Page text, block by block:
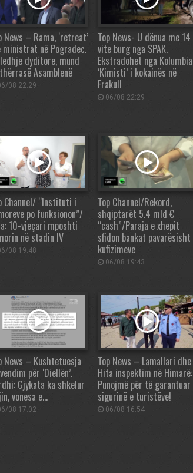
News – Rama, ‘retreat’
ministrat në Pogradec.
dyditore, mund
Asamblenë
08 22:29
Top News- U dënua me 14
vite burg nga SPAK.
Ekstradohet nga Kolumbia
‘Kimisti’ i kokainës në
Frakull
06/08 22:29
Channel/ “Instituti i
po funksionon”/
10-vjeçari mposhti
në stadin IV
08 19:48
Top Channel/Rekord,
shqiptarët 5.4 mld €
“cash”/Paraja e xhepit
sfidon bankat pavarësisht
kufizimeve
06/08 19:43
News – Kushtetuesja
për ‘Diellën’.
Gjykata ka shkelur
vonesa e…
08 17:02
Top News – Lamallari dhe
Hita inspektim në Himarë:
Punojmë për të garantuar
sigurinë e turistëve!
06/08 16:54